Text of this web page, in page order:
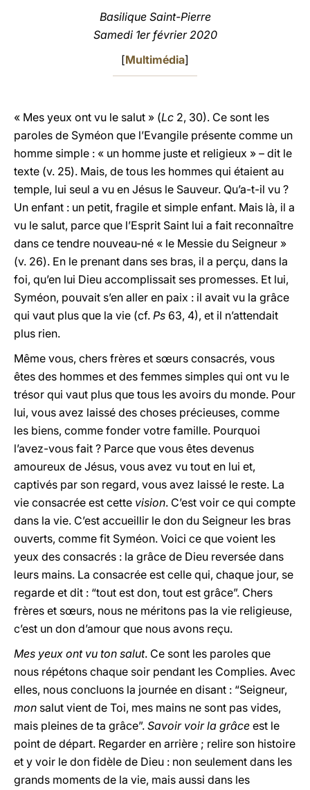
Basilique Saint-Pierre
Samedi 1er février 2020
[Multimédia]
« Mes yeux ont vu le salut » (Lc 2, 30). Ce sont les
paroles de Syméon que l’Evangile présente comme un
homme simple : « un homme juste et religieux » – dit le
texte (v. 25). Mais, de tous les hommes qui étaient au
temple, lui seul a vu en Jésus le Sauveur. Qu’a-t-il vu ?
Un enfant : un petit, fragile et simple enfant. Mais là, il a
vu le salut, parce que l’Esprit Saint lui a fait reconnaître
dans ce tendre nouveau-né « le Messie du Seigneur »
(v. 26). En le prenant dans ses bras, il a perçu, dans la
foi, qu’en lui Dieu accomplissait ses promesses. Et lui,
Syméon, pouvait s’en aller en paix : il avait vu la grâce
qui vaut plus que la vie (cf. Ps 63, 4), et il n’attendait
plus rien.
Même vous, chers frères et sœurs consacrés, vous
êtes des hommes et des femmes simples qui ont vu le
trésor qui vaut plus que tous les avoirs du monde. Pour
lui, vous avez laissé des choses précieuses, comme
les biens, comme fonder votre famille. Pourquoi
l’avez-vous fait ? Parce que vous êtes devenus
amoureux de Jésus, vous avez vu tout en lui et,
captivés par son regard, vous avez laissé le reste. La
vie consacrée est cette vision. C’est voir ce qui compte
dans la vie. C’est accueillir le don du Seigneur les bras
ouverts, comme fit Syméon. Voici ce que voient les
yeux des consacrés : la grâce de Dieu reversée dans
leurs mains. La consacrée est celle qui, chaque jour, se
regarde et dit : “tout est don, tout est grâce”. Chers
frères et sœurs, nous ne méritons pas la vie religieuse,
c’est un don d’amour que nous avons reçu.
Mes yeux ont vu ton salut. Ce sont les paroles que
nous répétons chaque soir pendant les Complies. Avec
elles, nous concluons la journée en disant : “Seigneur,
mon salut vient de Toi, mes mains ne sont pas vides,
mais pleines de ta grâce”. Savoir voir la grâce est le
point de départ. Regarder en arrière ; relire son histoire
et y voir le don fidèle de Dieu : non seulement dans les
grands moments de la vie, mais aussi dans les